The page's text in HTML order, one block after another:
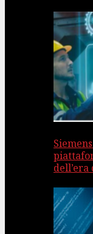
dell’era